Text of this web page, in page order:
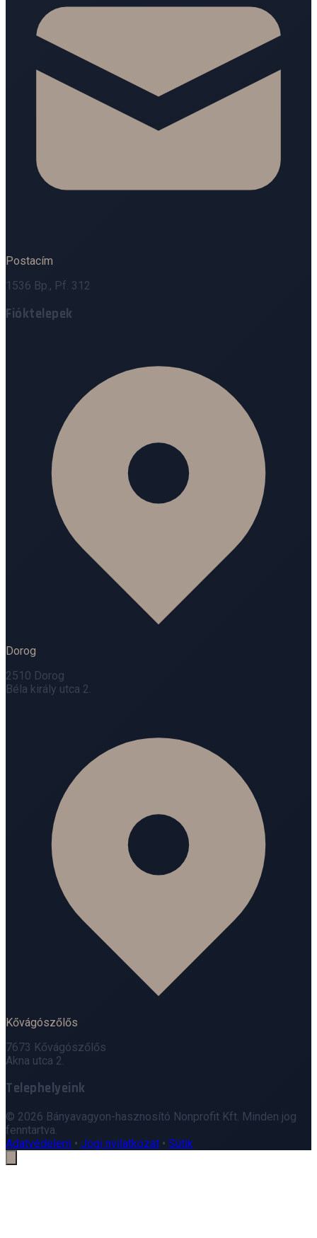
Postacím
1536 Bp., Pf. 312
Fióktelepek
Dorog
2510 Dorog
Béla király utca 2.
Kővágószőlős
7673 Kővágószőlős
Akna utca 2.
Telephelyeink
+
−
© 2026 Bányavagyon-hasznosító Nonprofit Kft. Minden jog
fenntartva.
Adatvédelem • Jogi nyilatkozat • Sütik